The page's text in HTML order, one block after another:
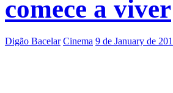
comece a viver
Digão Bacelar Cinema 9 de January de